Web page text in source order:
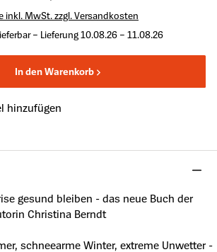
inkl. MwSt. zzgl. Versandkosten
– Lieferung 10.08.26 – 11.08.26
In den Warenkorb
hinzufügen
gesund bleiben - das neue Buch der
Christina Berndt
schneearme Winter, extreme Unwetter -